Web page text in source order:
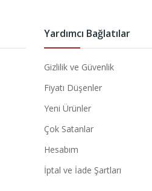
Yardımcı Bağlatılar
Gizlilik ve Güvenlik
Fiyatı Düşenler
Yeni Ürünler
Çok Satanlar
Hesabım
İptal ve İade Şartları